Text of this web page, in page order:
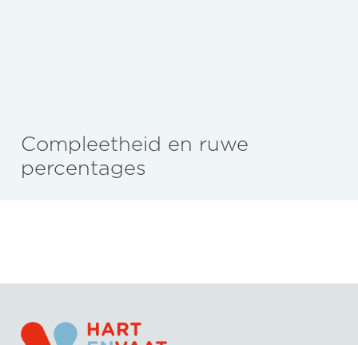
Compleetheid en ruwe
percentages